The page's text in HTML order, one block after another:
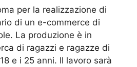
per la realizzazione di
di un e-commerce di
La produzione è in
di ragazzi e ragazze di
e i 25 anni. Il lavoro sarà